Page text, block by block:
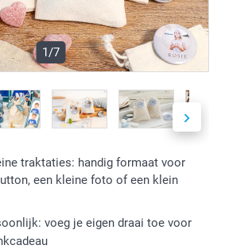
1/7
traktaties: handig formaat voor
een kleine foto of een klein
voeg je eigen draai toe voor